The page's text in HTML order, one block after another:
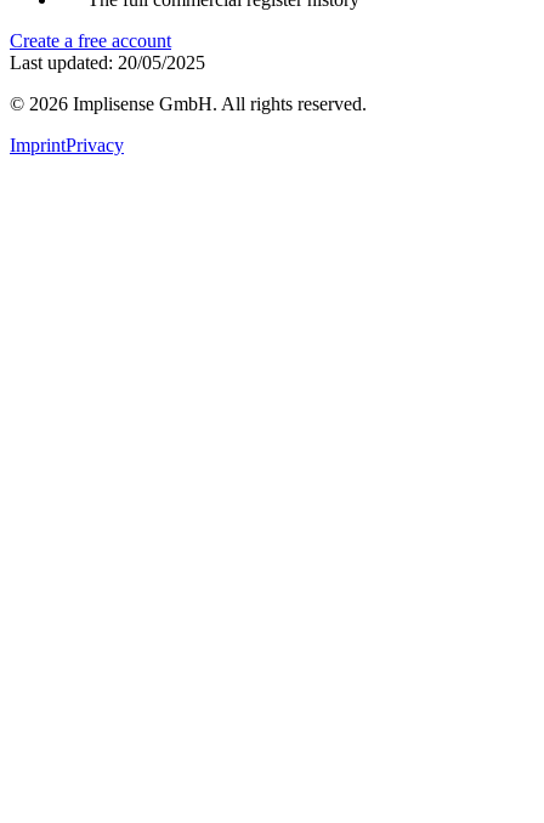
Create a free account
Last updated: 20/05/2025
© 2026 Implisense GmbH. All rights reserved.
ImprintPrivacy